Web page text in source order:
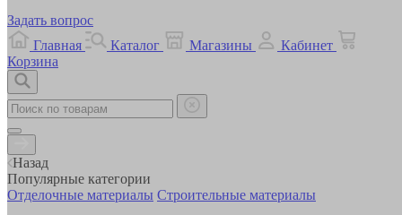
Задать вопрос
Главная
Каталог Магазины
Кабинет
Корзина
Назад
Популярные категории
Отделочные материалы Строительные материалы